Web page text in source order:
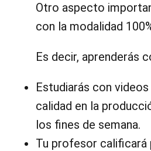
Otro aspecto
con la modalidad
Es decir, aprenderás
Estudiarás con
calidad en la
los fines de semana.
Tu profesor calificará